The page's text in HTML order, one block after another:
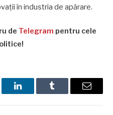
în industria de apărare.
de Telegram pentru cele
LinkedInTumblr Email